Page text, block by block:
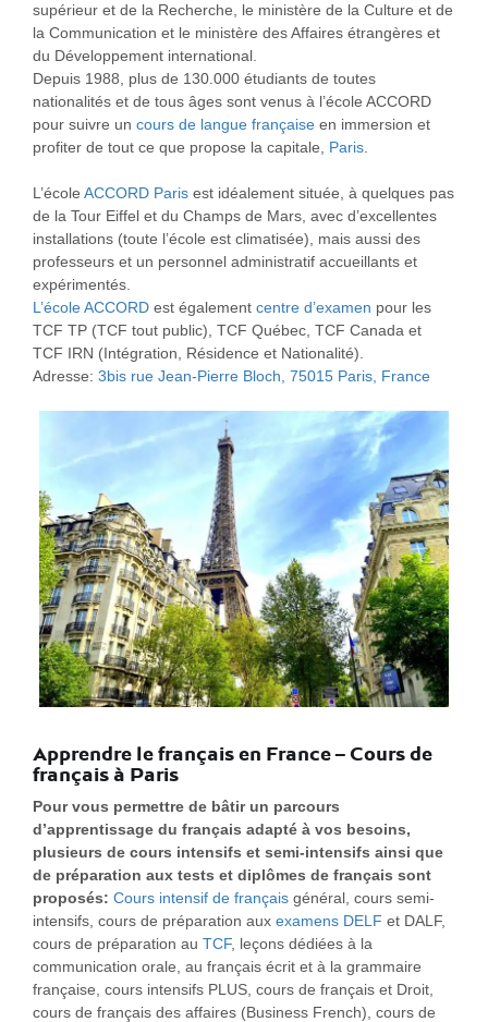
supérieur et de la Recherche, le ministère de la Culture et de
la Communication et le ministère des Affaires étrangères et
du Développement international.
Depuis 1988, plus de 130.000 étudiants de toutes
nationalités et de tous âges sont venus à l’école ACCORD
pour suivre un cours de langue française en immersion et
profiter de tout ce que propose la capitale, Paris
L’école ACCORD Paris est idéalement située, à quelques pas
de la Tour Eiffel et du Champs de Mars, avec d’excellentes
installations (toute l’école est climatisée), mais aussi des
professeurs et un personnel administratif accueillants et
expérimentés.
L’école ACCORD est également centre d’examen pour les
TCF TP (TCF tout public), TCF Québec, TCF Canada et
TCF IRN (Intégration, Résidence et Nationalité).
Adresse: 3bis rue Jean-Pierre Bloch, 75015 Paris, France
Apprendre le français en France – Cours de
français à Paris
Pour vous permettre de bâtir un parcours
d’apprentissage du français adapté à vos besoins,
plusieurs de cours intensifs et semi-intensifs ainsi que
de préparation aux tests et diplômes de français sont
proposés: Cours intensif de français général, cours semi-
intensifs, cours de préparation aux examens DELF et DALF,
cours de préparation au TCF, leçons dédiées à la
communication orale, au français écrit et à la grammaire
française, cours intensifs PLUS, cours de français et Droit,
cours de français des affaires (Business French), cours de